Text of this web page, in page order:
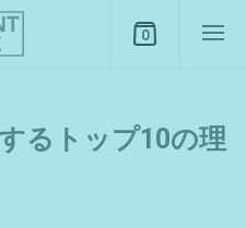
0
ニケーションをサポー